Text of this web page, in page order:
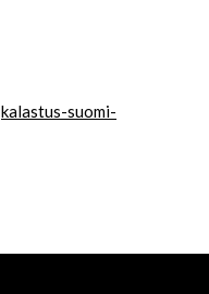
kalastus-suomi-